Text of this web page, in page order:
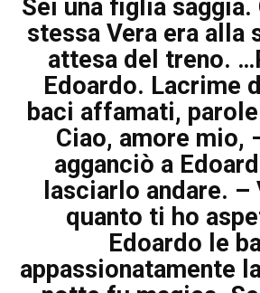
Sei una figlia saggia.
stessa Vera era alla
attesa del treno.
Edoardo. Lacrime
baci affamati,
Ciao, amore mio,
agganciò a
lasciarlo andare. –
quanto ti ho
Edoardo le
appassionatamente